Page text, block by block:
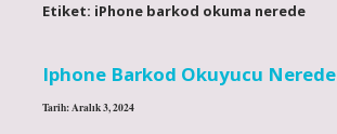
Etiket: iPhone barkod okuma nerede
Iphone Barkod Okuyucu Nerede
Tarih: Aralık 3, 2024